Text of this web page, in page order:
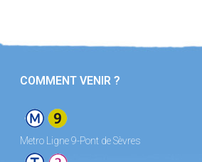
COMMENT VENIR ?
Metro Ligne 9-Pont de Sèvres